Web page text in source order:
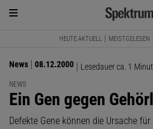
HEUTE AKTUELL MEISTGELESEN
News 08.12.2000 Lesedauer ca. 1
NEWS
:
Ein Gen gegen
Defekte Gene können die Ursache